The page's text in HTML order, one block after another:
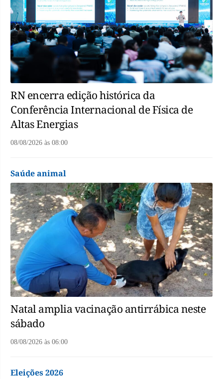
RN encerra edição histórica da
Conferência Internacional de Física de
Altas Energias
08/08/2026 às 08:00
Saúde animal
Natal amplia vacinação antirrábica neste
sábado
08/08/2026 às 06:00
Eleições 2026